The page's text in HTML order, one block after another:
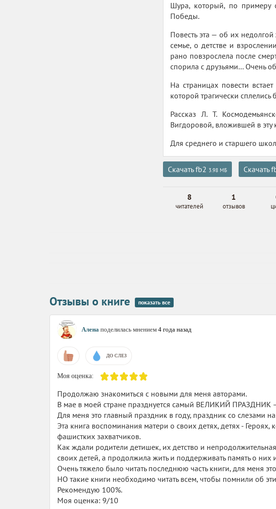
Шура, который, по примеру
Победы.
Повесть эта — об их
семье, о детстве и
рано повзрослела после
спорила с друзьями… Очень
На страницах повести
которой трагически сплелись
Рассказ Л. Т.
Вигдоровой, вложившей в эту
Для среднего и старшего
Скачать fb2 3.98 МБ Скачать
8
читателей
1
отзывов
Отзывы о книге показать все
Алена поделилась мнением 4 года назад
ДО СЛЕЗ
Моя оценка:
Продолжаю знакомиться с новыми для меня авторами.
В мае в моей стране празднуется самый ВЕЛИКИЙ
Для меня это главный праздник в году, праздник со слезами на
Эта книга воспоминания матери о своих детях, детях -
фашистких захватчиков.
Как ждали родители детишек, их детство и
своих детей, а продолжила жить и поддерживать память о
Очень тяжело было читать последнюю часть книги, для меня
НО такие книги необходимо читать всем, чтобы помнили об
Рекомендую 100%.
Моя оценка: 9/10